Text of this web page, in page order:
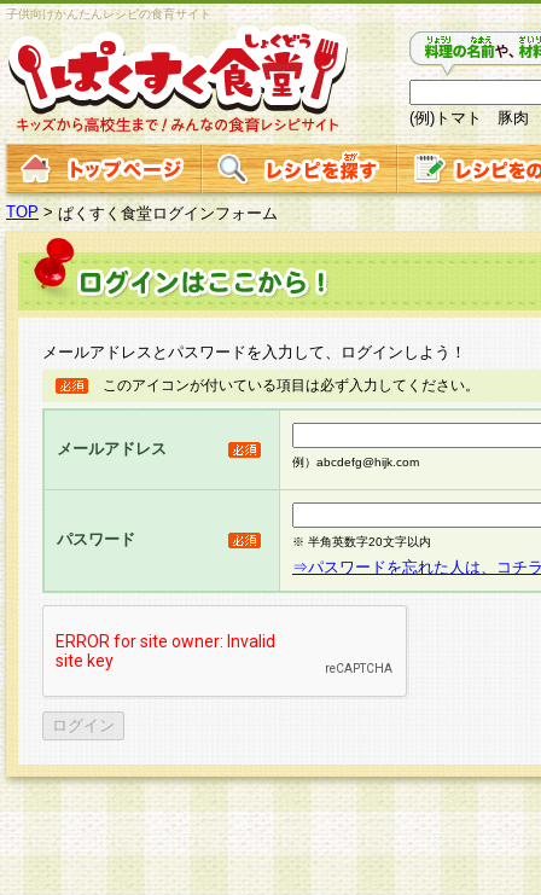
子供向けかんたんレシピの食育サイト
(例)トマト 豚肉
TOP > ぱくすく食堂ログインフォーム
メールアドレスとパスワードを入力して、ログインしよう！
このアイコンが付いている項目は必ず入力してください。
メールアドレス
例）abcdefg@hijk.com
パスワード ※ 半角英数字20文字以内
⇒パスワードを忘れた人は、コチ